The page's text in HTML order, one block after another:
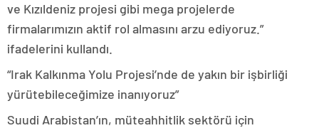
ve Kızıldeniz projesi gibi mega projelerde
firmalarımızın aktif rol almasını arzu ediyoruz.”
ifadelerini kullandı.
“Irak Kalkınma Yolu Projesi’nde de yakın bir işbirliği
yürütebileceğimize inanıyoruz”
Suudi Arabistan’ın, müteahhitlik sektörü için